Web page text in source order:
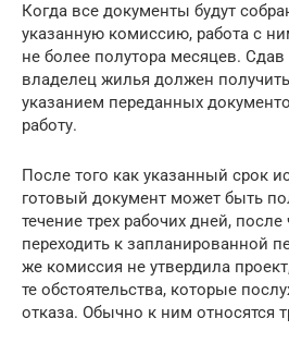
Когда все документы будут
указанную комиссию, работа с
не более полутора месяцев.
владелец жилья должен
указанием переданных
работу.
После того как указанный срок
готовый документ может быть
течение трех рабочих дней,
переходить к запланированной
же комиссия не утвердила
те обстоятельства, которые
отказа. Обычно к ним относятся